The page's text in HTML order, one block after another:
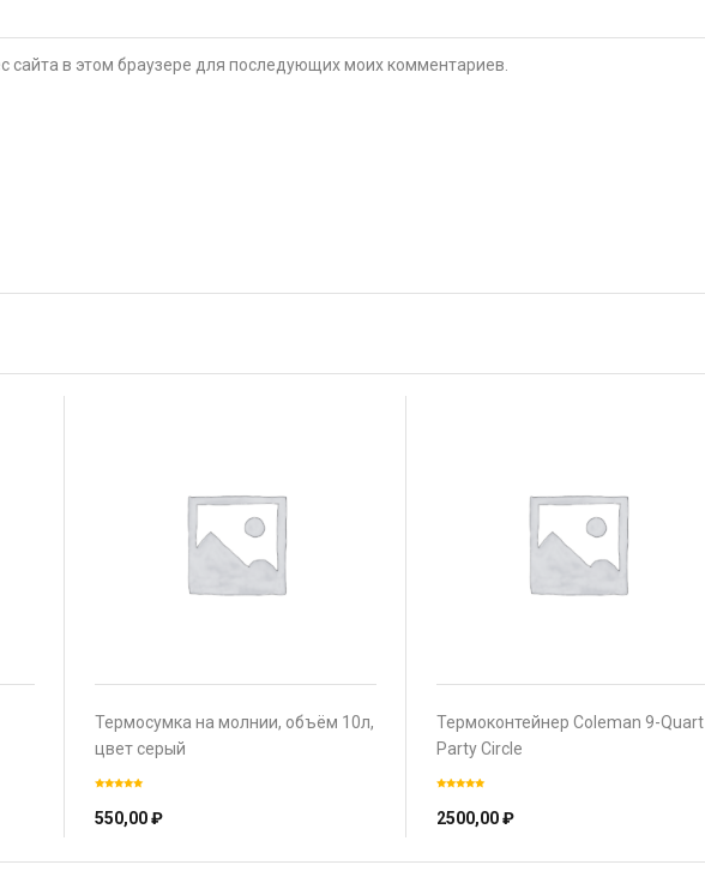
сайта в этом браузере для последующих моих комментариев.
Термосумка на молнии, объём 10л,
цвет серый
550,00₽
Термоконтейнер Coleman 9-Quart
Party Circle
2500,00₽